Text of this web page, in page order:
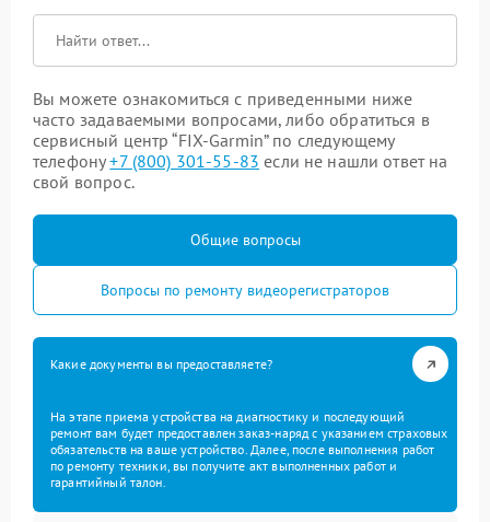
Вы можете ознакомиться с приведенными ниже
часто задаваемыми вопросами, либо обратиться в
сервисный центр “FIX-Garmin” по следующему
телефону+7 (800) 301-55-83 если не нашли ответ на
свой вопрос.
Общие вопросы
Вопросы по ремонту видеорегистраторов
Какие документы вы предоставляете?
На этапе приема устройства на диагностику и последующий
ремонт вам будет предоставлен заказ-наряд с указанием страховых
обязательств на ваше устройство. Далее, после выполнения работ
по ремонту техники, вы получите акт выполненных работ и
гарантийный талон.